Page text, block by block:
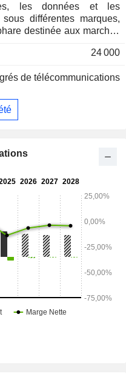
les données et les
différentes marques,
destinée aux marchés
Lumen Digital et ses
CenturyLink fournit
que Black Lotus Labs
à la recherche et au
leurs sites, leurs
la connectivité et la
noire et le haut débit
incluent la protection
et le SASE.
24 000
de télécommunications